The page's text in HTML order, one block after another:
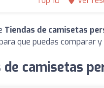
Tiendas de camisetas
que puedas comparar
de camisetas